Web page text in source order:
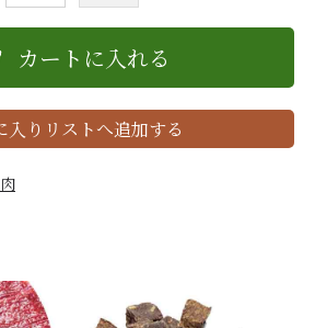
カートに入れる
入りリストへ追加する